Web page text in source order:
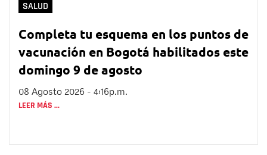
SALUD
Completa tu esquema en los puntos de
vacunación en Bogotá habilitados este
domingo 9 de agosto
08 Agosto 2026 - 4:16p.m.
LEER MÁS ...